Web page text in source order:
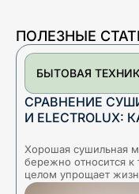
ПОЛЕЗНЫЕ
БЫТОВАЯ
СРАВНЕНИЕ
И ELECTROLUX:
Хорошая сушильная
бережно относится к
целом упрощает
детьми или жителей